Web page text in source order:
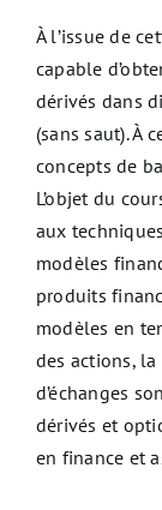
À l’issue de
capable
dérivés dans
(sans saut). À
concepts de
L’objet du
aux
modèles
produits
modèles en
des actions,
d’échanges
dérivés et
en finance et